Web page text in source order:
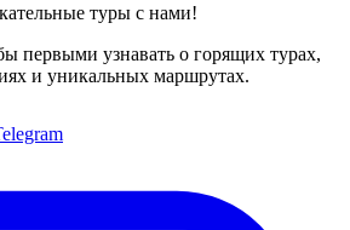
туры с нами!
первыми узнавать о горящих турах,
и уникальных маршрутах.